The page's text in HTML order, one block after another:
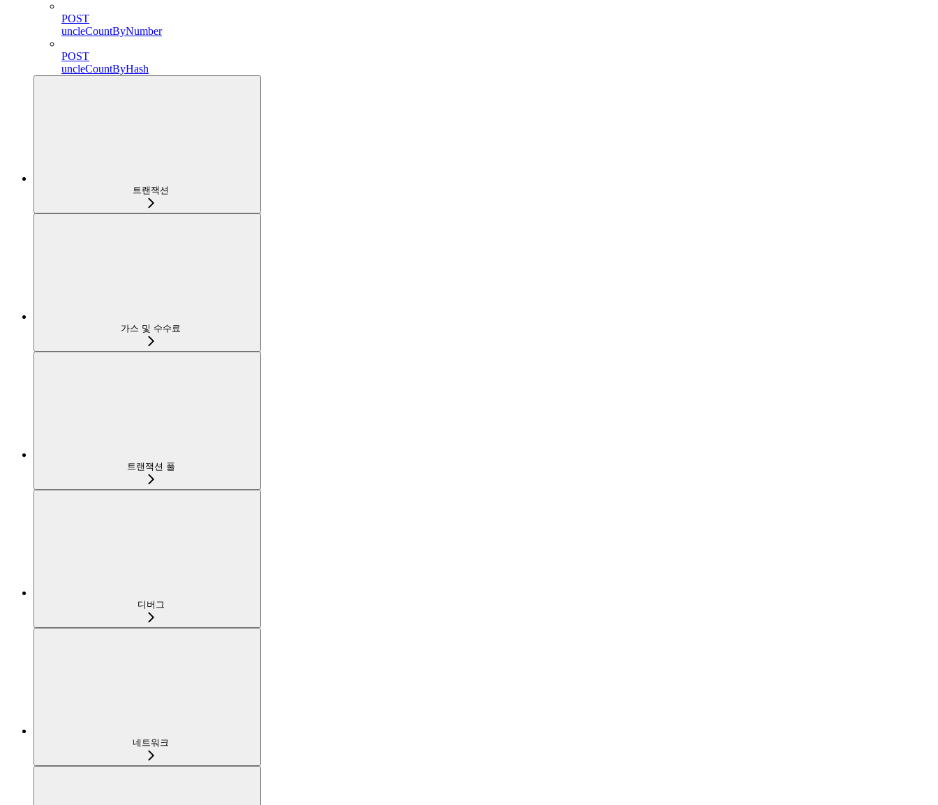
POST
uncleCountByNumber
POST
uncleCountByHash
트랜잭션
가스 및 수수료
트랜잭션 풀
디버그
네트워크